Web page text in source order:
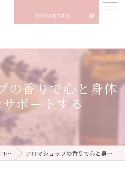
Instagram
の香りで心と身体
ポートする
コラム アロマショップの香りで心と身体の健康をサポートする